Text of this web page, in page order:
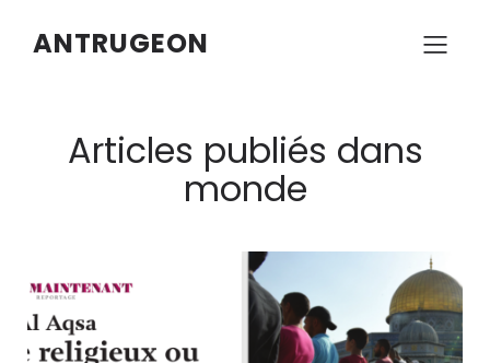
ANTRUGEON
Articles publiés dans
monde